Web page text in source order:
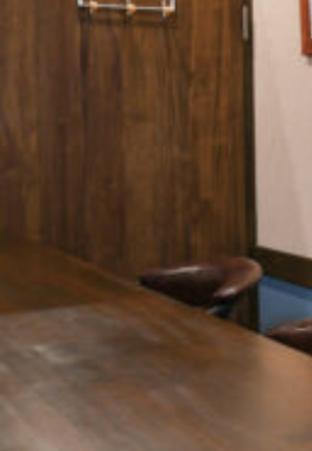
関西で開催。
おすすめの映画
おすすめの本
紹介します。
おすすめのイベント